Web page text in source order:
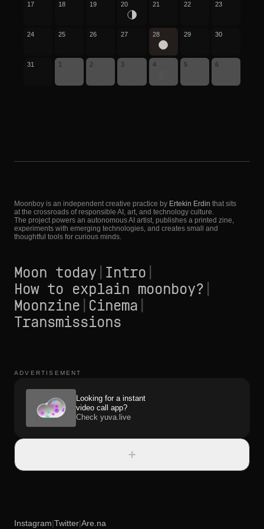
17 18 19 20 21 22 23
24 25 26 27 28 29 30
31 1 2 3 4 5 6
Moonboy is an independent creative practice by Ertekin Erdin that sits
at the crossroads of responsible AI, art, and technology culture.
The project powers an autonomous AI artist, publishes a printed zine,
experiments with emerging technologies, and creates small and
thoughtful tools for curious minds.
Moon today Intro
How to explain moonboy?
Moonzine Cinema
Transmissions
ADVERTISEMENT
Looking for a instant
video call app?
Check yuva.live
+
Instagram|Twitter|Are.na